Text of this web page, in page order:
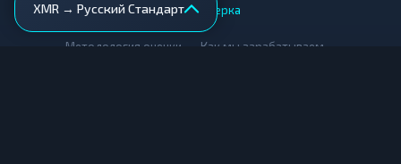
XMR → Русский СтандартAML-проверка
Методология оценки Как мы зарабатываем